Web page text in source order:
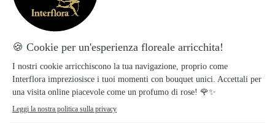
Ka.sa. Santamaria S.r.l.s.